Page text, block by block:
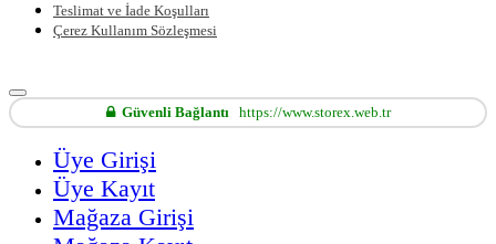
Teslimat ve İade Koşulları
Çerez Kullanım Sözleşmesi
Güvenli Bağlantı https://www.storex.web.tr
Üye Girişi
Üye Kayıt
Mağaza Girişi